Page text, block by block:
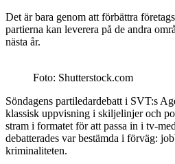
Det är bara genom att förbättra
partierna kan leverera på de andra
nästa år.
Foto: Shutterstock.com
Söndagens partiledardebatt i SVT:s
klassisk uppvisning i skiljelinjer och
stram i formatet för att passa in i tv-
debatterades var bestämda i förväg:
kriminaliteten.